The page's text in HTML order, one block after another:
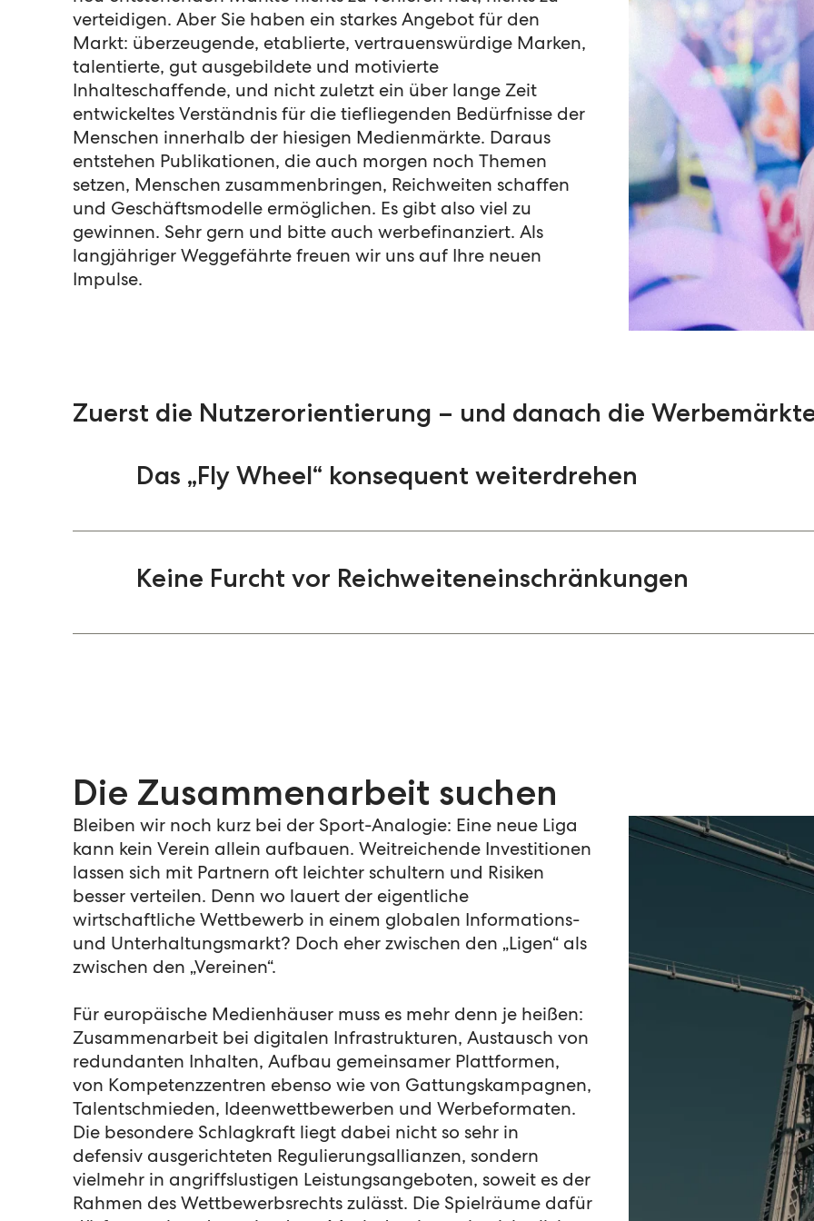
verteidigen. Aber Sie haben ein starkes Angebot für den
Markt: überzeugende, etablierte, vertrauenswürdige Marken,
talentierte, gut ausgebildete und motivierte
Inhalteschaffende, und nicht zuletzt ein über lange Zeit
entwickeltes Verständnis für die tiefliegenden Bedürfnisse der
Menschen innerhalb der hiesigen Medienmärkte. Daraus
entstehen Publikationen, die auch morgen noch Themen
setzen, Menschen zusammenbringen, Reichweiten schaffen
und Geschäftsmodelle ermöglichen. Es gibt also viel zu
gewinnen. Sehr gern und bitte auch werbefinanziert. Als
langjähriger Weggefährte freuen wir uns auf Ihre neuen
Impulse.
Zuerst die Nutzerorientierung – und danach die
Das „Fly Wheel“ konsequent weiterdrehen
Amazon zugeschrieben. Es beschreibt das Bestreben, eine wesentliche Rolle in
Momenten von Menschen zu spielen – und so den Wert der Beziehung zu diesen
Wo kannibalisieren die Infrastrukturen von Google, Facebook & Co. Ihr
welchen Stellen können Sie Ihr „Fly Wheel“ wieder selbst in die Hand nehmen?
Sie der „Customer Lifetime Value“ im Fokus – über alle Kontaktpunkte, über alle
Dienstleistungen und Angebote hinweg?
Keine Furcht vor Reichweiteneinschränkungen
Kümmern Sie sich im Kern um Ihre Nutzer:innen und erst in zweiter Linie um den
Denn ohne Nutzung kann es den Werbemarkt gar nicht erst geben.
Die Zusammenarbeit suchen
Bleiben wir noch kurz bei der Sport-Analogie: Eine neue Liga
kann kein Verein allein aufbauen. Weitreichende Investitionen
lassen sich mit Partnern oft leichter schultern und Risiken
besser verteilen. Denn wo lauert der eigentliche
wirtschaftliche Wettbewerb in einem globalen Informations-
und Unterhaltungsmarkt? Doch eher zwischen den „Ligen“ als
zwischen den „Vereinen“.
Für europäische Medienhäuser muss es mehr denn je heißen:
Zusammenarbeit bei digitalen Infrastrukturen, Austausch von
redundanten Inhalten, Aufbau gemeinsamer Plattformen,
von Kompetenzzentren ebenso wie von Gattungskampagnen,
Talentschmieden, Ideenwettbewerben und Werbeformaten.
Die besondere Schlagkraft liegt dabei nicht so sehr in
defensiv ausgerichteten Regulierungsallianzen, sondern
vielmehr in angriffslustigen Leistungsangeboten, soweit es der
Rahmen des Wettbewerbsrechts zulässt. Die Spielräume dafür